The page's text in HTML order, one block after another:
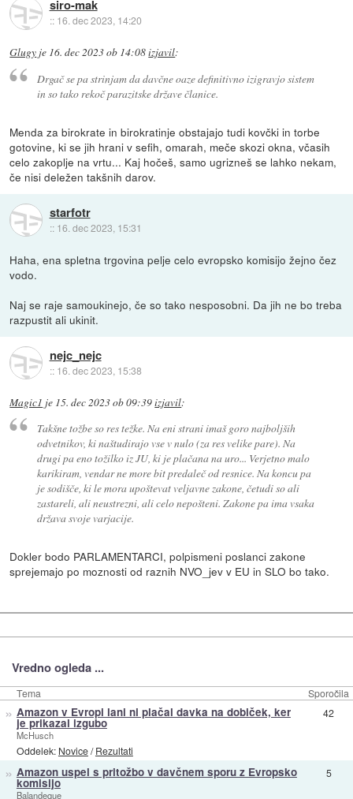
siro-mak
:: 16. dec 2023, 14:20
Glugy je 16. dec 2023 ob 14:08izjavil:
Drgač se pa strinjam da davčne oaze definitivno izigravjo sistem
in so tako rekoč parazitske države članice.
Menda za birokrate in birokratinje obstajajo tudi kovčki in torbe
gotovine, ki se jih hrani v sefih, omarah, meče skozi okna, včasih
celo zakoplje na vrtu... Kaj hočeš, samo ugrizneš se lahko nekam,
če nisi deležen takšnih darov.
starfotr
:: 16. dec 2023, 15:31
Haha, ena spletna trgovina pelje celo evropsko komisijo žejno čez
vodo.
Naj se raje samoukinejo, če so tako nesposobni. Da jih ne bo treba
razpustit ali ukinit.
nejc_nejc
:: 16. dec 2023, 15:38
Magic1 je 15. dec 2023 ob 09:39izjavil:
Takšne tožbe so res težke. Na eni strani imaš goro najboljših
odvetnikov, ki naštudirajo vse v nulo (za res velike pare). Na
drugi pa eno tožilko iz JU, ki je plačana na uro... Verjetno malo
karikiram, vendar ne more bit predaleč od resnice. Na koncu pa
je sodišče, ki le mora upoštevat veljavne zakone, četudi so ali
zastareli, ali neustrezni, ali celo nepošteni. Zakone pa ima vsaka
država svoje varjacije.
Dokler bodo PARLAMENTARCI, polpismeni poslanci zakone
sprejemajo po moznosti od raznih NVO_jev v EU in SLO bo tako.
Vredno ogleda ...
Tema Sporočila
» Amazon v Evropi lani ni plačal davka na dobiček, ker
je prikazal izgubo
McHusch
Oddelek: Novice/Rezultati
42
» Amazon uspel s pritožbo v davčnem sporu z Evropsko
komisijo
Balandeque
5